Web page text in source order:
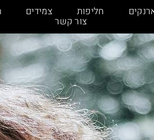
חליפות צמידים
צור קשר